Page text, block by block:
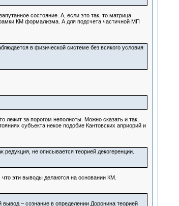
состояние. А, если это так, то матрица
КМ формализма. А для подсчета частичной МП
в физической системе без всякого условия
за порогом неполноты. Можно сказать и так,
субъекта некое подобие Кантовских априорий и
не описывается теорией декогеренции.
эти выводы делаются на основании КМ.
– сознание в определении Доронина теорией